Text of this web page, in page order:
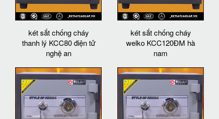
két sắt chống cháy
thanh lý KCC80 điện tử
nghệ an
két sắt chống cháy
welko KCC120ĐM hà
nam